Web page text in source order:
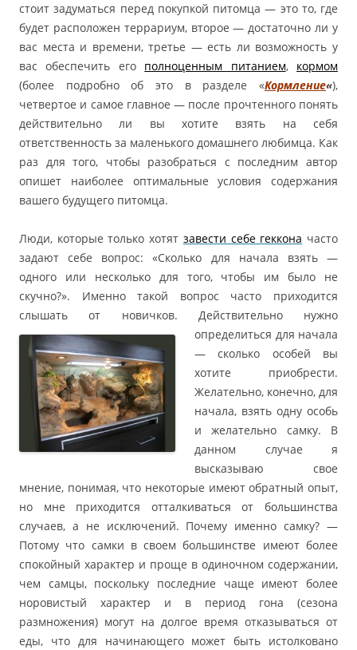
стоит задуматься перед покупкой питомца — это то, где
будет расположен террариум, второе — достаточно ли у
вас места и времени, третье — есть ли возможность у
вас обеспечить его полноценным питанием, кормом
(более подробно об это в разделе «Кормление«),
четвертое и самое главное — после прочтенного понять
действительно ли вы хотите взять на себя
ответственность за маленького домашнего любимца. Как
раз для того, чтобы разобраться с последним автор
опишет наиболее оптимальные условия содержания
вашего будущего питомца.
Люди, которые только хотят завести себе геккона часто
задают себе вопрос: «Сколько для начала взять —
одного или несколько для того, чтобы им было не
скучно?». Именно такой вопрос часто приходится
слышать от новичков. Действительно нужно
определиться для начала
— сколько особей вы
хотите приобрести.
Желательно, конечно, для
начала, взять одну особь
и желательно самку. В
данном случае я
высказываю свое
мнение, понимая, что некоторые имеют обратный опыт,
но мне приходится отталкиваться от большинства
случаев, а не исключений. Почему именно самку? —
Потому что самки в своем большинстве имеют более
спокойный характер и проще в одиночном содержании,
чем самцы, поскольку последние чаще имеют более
норовистый характер и в период гона (сезона
размножения) могут на долгое время отказываться от
еды, что для начинающего может быть истолковано